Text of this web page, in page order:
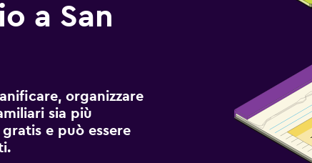
a San
organizzare
sia più
e può essere